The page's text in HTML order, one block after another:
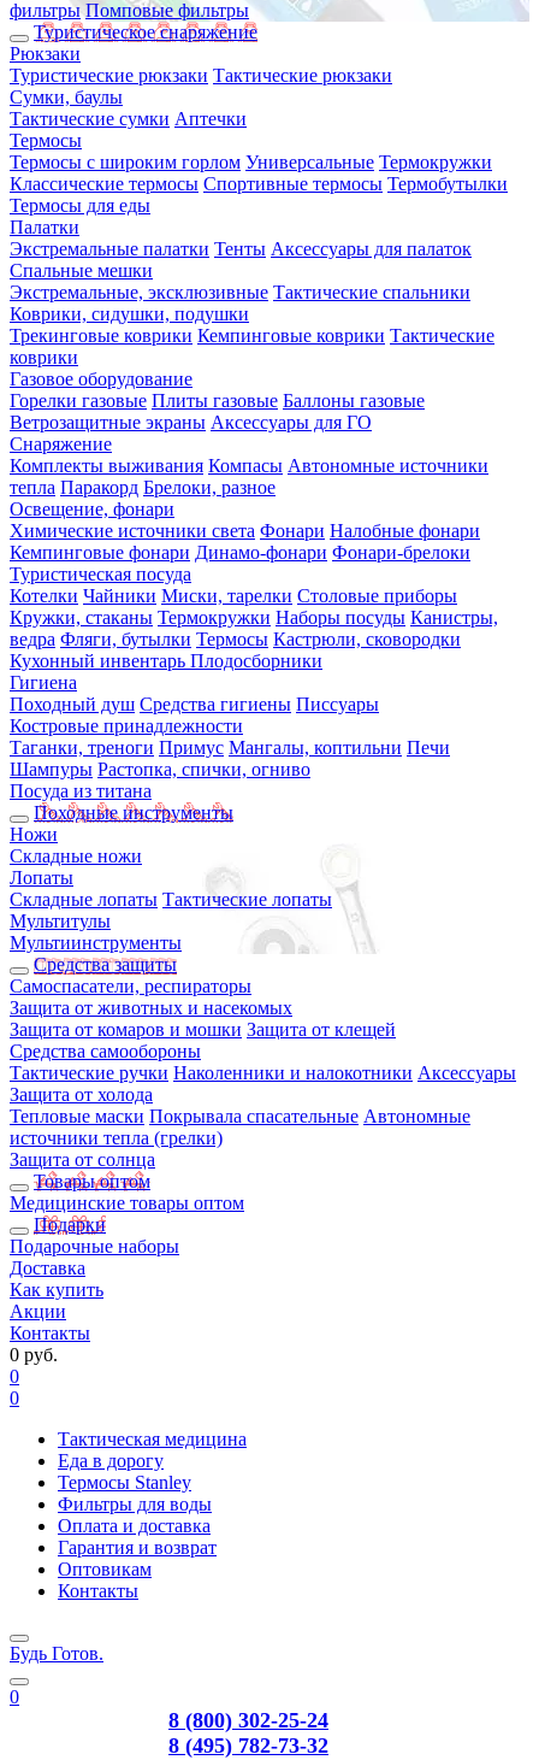
фильтры Помповые фильтры
Туристическое снаряжение
Рюкзаки
Туристические рюкзаки Тактические рюкзаки
Сумки, баулы
Тактические сумки Аптечки
Термосы
Термосы с широким горлом Универсальные Термокружки
Классические термосы Спортивные термосы Термобутылки
Термосы для еды
Палатки
Экстремальные палатки Тенты Аксессуары для палаток
Спальные мешки
Экстремальные, эксклюзивные Тактические спальники
Коврики, сидушки, подушки
Трекинговые коврики Кемпинговые коврики Тактические
коврики
Газовое оборудование
Горелки газовые Плиты газовые Баллоны газовые
Ветрозащитные экраны Аксессуары для ГО
Снаряжение
Комплекты выживания Компасы Автономные источники
тепла Паракорд Брелоки, разное
Освещение, фонари
Химические источники света Фонари Налобные фонари
Кемпинговые фонари Динамо-фонари Фонари-брелоки
Туристическая посуда
Котелки Чайники Миски, тарелки Столовые приборы
Кружки, стаканы Термокружки Наборы посуды Канистры,
ведра Фляги, бутылки Термосы Кастрюли, сковородки
Кухонный инвентарь Плодосборники
Гигиена
Походный душ Средства гигиены Писсуары
Костровые принадлежности
Таганки, треноги Примус Мангалы, коптильни Печи
Шампуры Растопка, спички, огниво
Посуда из титана
Походные инструменты
Ножи
Складные ножи
Лопаты
Складные лопаты Тактические лопаты
Мультитулы
Мультиинструменты
Средства защиты
Самоспасатели, респираторы
Защита от животных и насекомых
Защита от комаров и мошки Защита от клещей
Средства самообороны
Тактические ручки Наколенники и налокотники Аксессуары
Защита от холода
Тепловые маски Покрывала спасательные Автономные
источники тепла (грелки)
Защита от солнца
Товары оптом
Медицинские товары оптом
Подарки
Подарочные наборы
Доставка
Как купить
Акции
Контакты
0 руб.
0
0
Тактическая медицина
Еда в дорогу
Термосы Stanley
Фильтры для воды
Оплата и доставка
Гарантия и возврат
Оптовикам
Контакты
Будь Готов.
0
8 (800) 302-25-24
8 (495) 782-73-32